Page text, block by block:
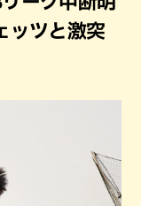
ッツと激突